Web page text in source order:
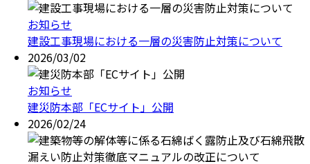
お知らせ
建設工事現場における一層の災害防止対策について
2026/03/02
お知らせ
建災防本部「ECサイト」公開
2026/02/24